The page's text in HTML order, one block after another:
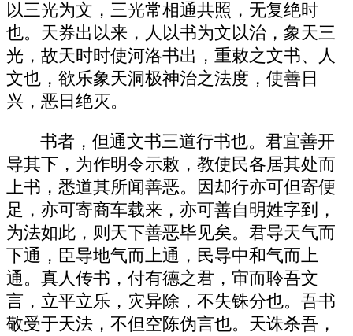
以三光为文，三光常相通共照，无复绝时
也。天券出以来，人以书为文以治，象天三
光，故天时时使河洛书出，重敕之文书、人
文也，欲乐象天洞极神治之法度，使善日
兴，恶日绝灭。
书者，但通文书三道行书也。君宜善开
导其下，为作明令示敕，教使民各居其处而
上书，悉道其所闻善恶。因却行亦可但寄便
足，亦可寄商车载来，亦可善自明姓字到，
为法如此，则天下善恶毕见矣。君导天气而
下通，臣导地气而上通，民导中和气而上
通。真人传书，付有德之君，审而聆吾文
言，立平立乐，灾异除，不失铢分也。吾书
敬受于天法，不但空陈伪言也。天诛杀吾，